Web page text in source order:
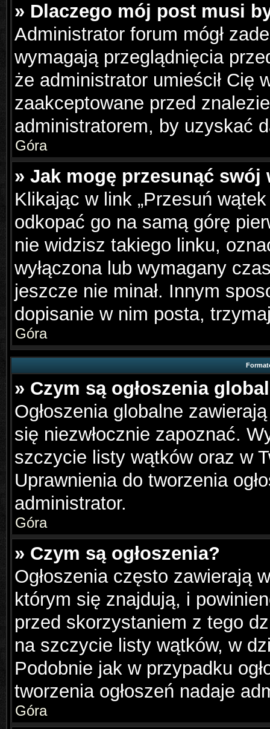
» Dlaczego mój post musi
Administrator forum mógł
wymagają przeglądnięcia
że administrator umieścił Cię
zaakceptowane przed
administratorem, by uzyskać
Góra
» Jak mogę przesunąć swój
Klikając w link „Przesuń
odkopać go na samą górę
nie widzisz takiego linku,
wyłączona lub wymagany
jeszcze nie minał. Innym
dopisanie w nim posta,
Góra
» Czym są ogłoszenia
Ogłoszenia globalne
się niezwłocznie zapoznać.
szczycie listy wątków oraz w
Uprawnienia do tworzenia
administrator.
Góra
» Czym są ogłoszenia?
Ogłoszenia często zawierają
którym się znajdują, i
przed skorzystaniem z tego
na szczycie listy wątków, w
Podobnie jak w przypadku
tworzenia ogłoszeń nadaje
Góra